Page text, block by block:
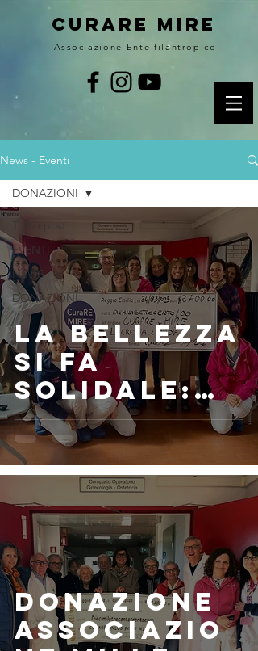
curare MIRE
Associazione Ente filantropico
News - Eventi
Tutti i post
EVENTI
NEWS
DONAZIONI
DONAZIONI
La bellezza
si fa
solidale:
donazione
di 2.700
euro al
MiRE
donazione
associazio